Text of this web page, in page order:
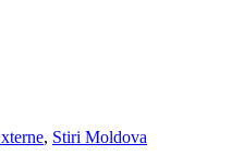
, Stiri Moldova